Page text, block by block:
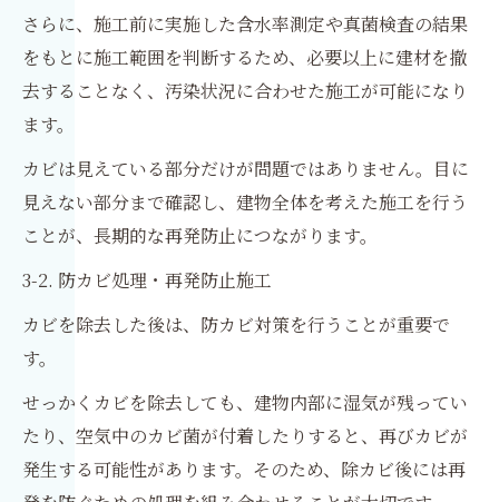
さらに、施工前に実施した含水率測定や真菌検査の結果
をもとに施工範囲を判断するため、必要以上に建材を撤
去することなく、汚染状況に合わせた施工が可能になり
ます。
カビは見えている部分だけが問題ではありません。目に
見えない部分まで確認し、建物全体を考えた施工を行う
ことが、長期的な再発防止につながります。
3-2. 防カビ処理・再発防止施工
カビを除去した後は、防カビ対策を行うことが重要で
す。
せっかくカビを除去しても、建物内部に湿気が残ってい
たり、空気中のカビ菌が付着したりすると、再びカビが
発生する可能性があります。そのため、除カビ後には再